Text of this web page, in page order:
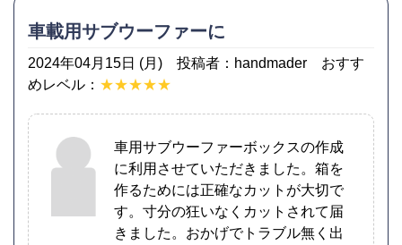
車載用サブウーファーに
2024年04月15日 (月) 投稿者：handmader おすす
めレベル： ★★★★★
車用サブウーファーボックスの作成
に利用させていただきました。箱を
作るためには正確なカットが大切で
す。寸分の狂いなくカットされて届
きました。おかげでトラブル無く出